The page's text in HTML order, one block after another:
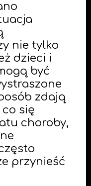
nie tylko
dzieci i
być
zdają
co się
choroby,
przynieść